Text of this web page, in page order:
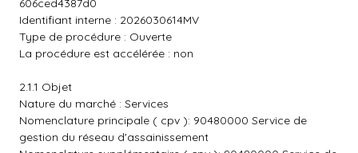
606ced4387d0
Identifiant interne : 2026030614MV
Type de procédure : Ouverte
La procédure est accélérée : non
2.1.1 Objet
Nature du marché : Services
Nomenclature principale ( cpv ): 90480000 Service de
gestion du réseau d'assainissement